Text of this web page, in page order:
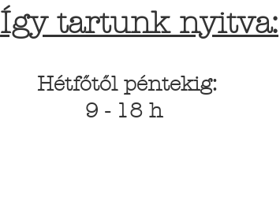
Így tartunk nyitva:
Hétfőtől péntekig:
9 - 18 h